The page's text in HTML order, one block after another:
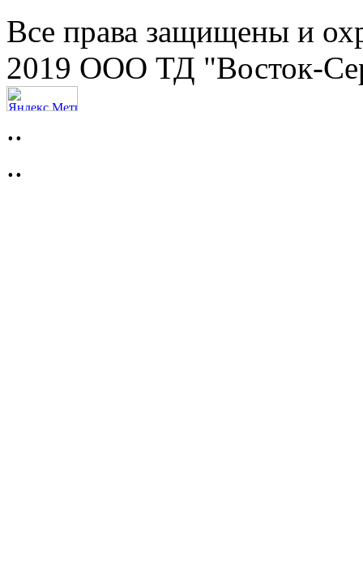
Все права защищены и
2019 ООО ТД "Восток-
..
..